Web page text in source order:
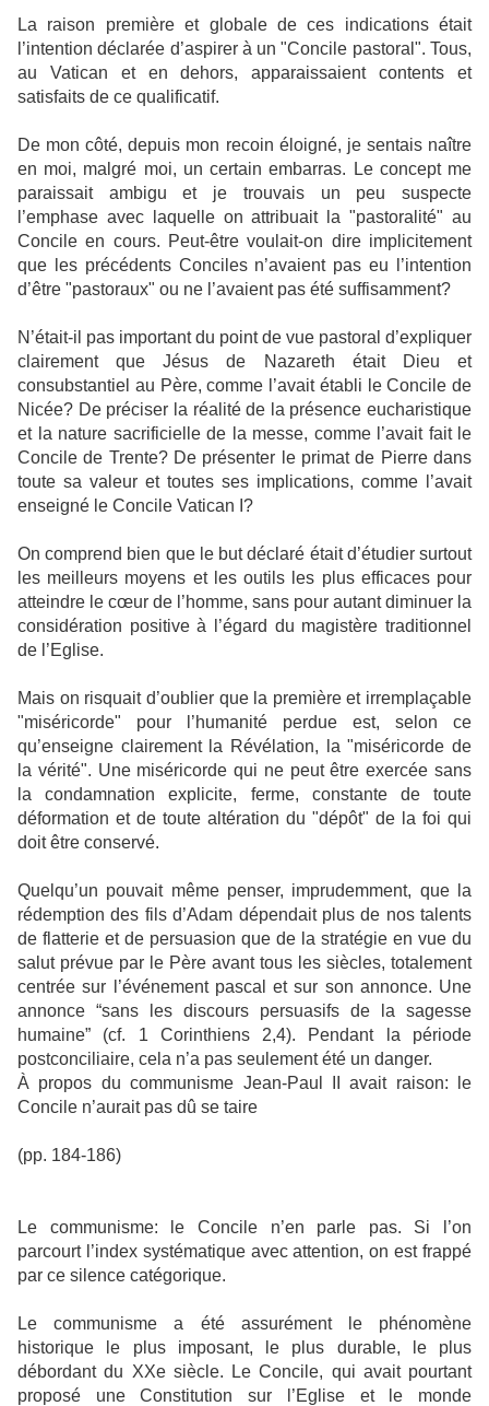
La raison première et globale de ces indications était
l’intention déclarée d’aspirer à un "Concile pastoral". Tous,
au Vatican et en dehors, apparaissaient contents et
satisfaits de ce qualificatif.
De mon côté, depuis mon recoin éloigné, je sentais naître
en moi, malgré moi, un certain embarras. Le concept me
paraissait ambigu et je trouvais un peu suspecte
l’emphase avec laquelle on attribuait la "pastoralité" au
Concile en cours. Peut-être voulait-on dire implicitement
que les précédents Conciles n’avaient pas eu l’intention
d’être "pastoraux" ou ne l’avaient pas été suffisamment?
N’était-il pas important du point de vue pastoral d’expliquer
clairement que Jésus de Nazareth était Dieu et
consubstantiel au Père, comme l’avait établi le Concile de
Nicée? De préciser la réalité de la présence eucharistique
et la nature sacrificielle de la messe, comme l’avait fait le
Concile de Trente? De présenter le primat de Pierre dans
toute sa valeur et toutes ses implications, comme l’avait
enseigné le Concile Vatican I?
On comprend bien que le but déclaré était d’étudier surtout
les meilleurs moyens et les outils les plus efficaces pour
atteindre le cœur de l’homme, sans pour autant diminuer la
considération positive à l’égard du magistère traditionnel
de l’Eglise.
Mais on risquait d’oublier que la première et irremplaçable
"miséricorde" pour l’humanité perdue est, selon ce
qu’enseigne clairement la Révélation, la "miséricorde de
la vérité". Une miséricorde qui ne peut être exercée sans
la condamnation explicite, ferme, constante de toute
déformation et de toute altération du "dépôt" de la foi qui
doit être conservé.
Quelqu’un pouvait même penser, imprudemment, que la
rédemption des fils d’Adam dépendait plus de nos talents
de flatterie et de persuasion que de la stratégie en vue du
salut prévue par le Père avant tous les siècles, totalement
centrée sur l’événement pascal et sur son annonce. Une
annonce “sans les discours persuasifs de la sagesse
humaine” (cf. 1 Corinthiens 2,4). Pendant la période
postconciliaire, cela n’a pas seulement été un danger.
À propos du communisme Jean-Paul II avait raison: le
Concile n’aurait pas dû se taire
(pp. 184-186)
Le communisme: le Concile n’en parle pas. Si l’on
parcourt l’index systématique avec attention, on est frappé
par ce silence catégorique.
Le communisme a été assurément le phénomène
historique le plus imposant, le plus durable, le plus
débordant du XXe siècle. Le Concile, qui avait pourtant
proposé une Constitution sur l’Eglise et le monde